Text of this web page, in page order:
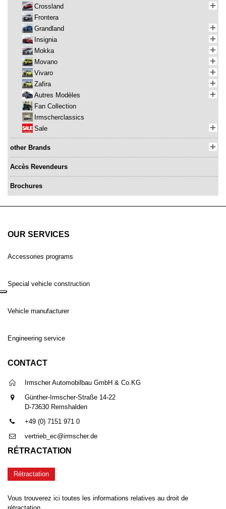
Crossland
Frontera
Grandland
Insignia
Mokka
Movano
Vivaro
Zafira
Autres Modèles
Fan Collection
Irmscherclassics
Sale
other Brands
Accès Revendeurs
Brochures
OUR SERVICES
Accessories programs
Special vehicle construction
Vehicle manufacturer
Engineering service
CONTACT
Irmscher Automobilbau GmbH & Co.KG
Günther-Irmscher-Straße 14-22
D-73630 Remshalden
+49 (0) 7151 971 0
vertrieb_ec@irmscher.de
RÉTRACTATION
Rétractation
Vous trouverez ici toutes les informations relatives au droit de